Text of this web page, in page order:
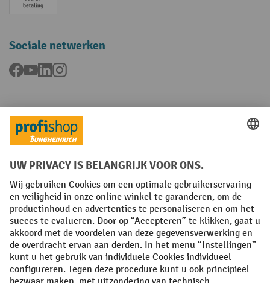
Vooruitbetaling
Sociale netwerken
Facebook
YouTubeLinkedInInstagram
Talen
FR NL
Algemene verkoopvoorwaarden Copyright
Privacyverklaring Privacy-instellingen
All prices excl. VAT plusshipping costs and possible delivery charges,
if not stated otherwise.
¹ De korting is geldig tot en met de vermelde datum. Combinatie met